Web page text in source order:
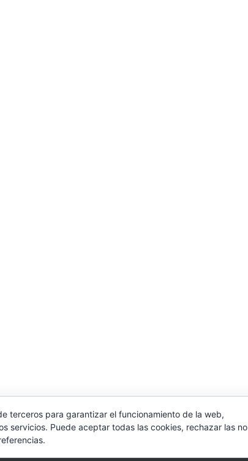
terceros para garantizar el funcionamiento de la web,
servicios. Puede aceptar todas las cookies, rechazar las no